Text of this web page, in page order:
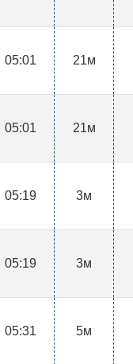
05:01 21м
05:01 21м
05:19 3м
05:19 3м
05:31 5м